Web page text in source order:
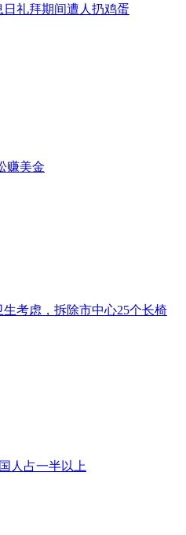
礼拜期间遭人扔鸡蛋
赚美金
考虑，拆除市中心25个长椅
人占一半以上